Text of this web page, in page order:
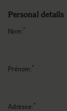
Personal details
Nom:
Prénom:
Adresse: